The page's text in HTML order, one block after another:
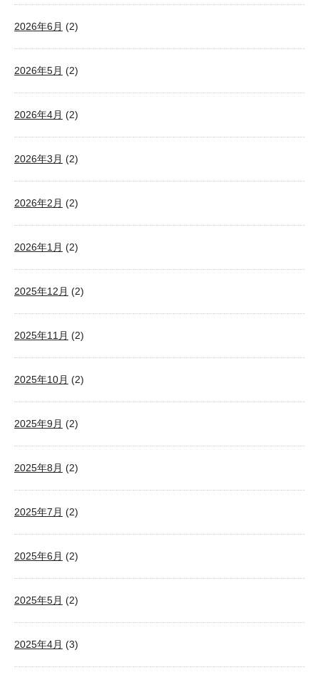
2026年6月 (2)
2026年5月 (2)
2026年4月 (2)
2026年3月 (2)
2026年2月 (2)
2026年1月 (2)
2025年12月 (2)
2025年11月 (2)
2025年10月 (2)
2025年9月 (2)
2025年8月 (2)
2025年7月 (2)
2025年6月 (2)
2025年5月 (2)
2025年4月 (3)